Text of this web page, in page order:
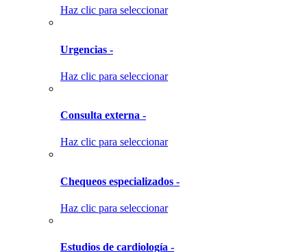
Haz clic para seleccionar
Urgencias -
Haz clic para seleccionar
Consulta externa -
Haz clic para seleccionar
Chequeos especializados -
Haz clic para seleccionar
Estudios de cardiología -